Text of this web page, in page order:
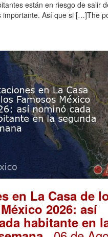
están en riesgo de salir
importante. Así que si […]The
en La Casa de
2026: así
habitante en